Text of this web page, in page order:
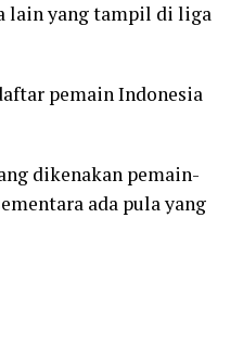
lain yang tampil di liga
pemain Indonesia
dikenakan pemain-
ada pula yang